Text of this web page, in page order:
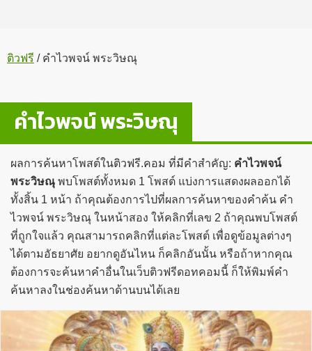
ติวฟรี /คำไวพจน์ พระวิษณุ
คำไวพจน์ พระวิษณุ
ผลการค้นหาโพสต์ในติวฟรี.คอม ที่มีคำสำคัญ: คำไวพจน์
พระวิษณุ พบโพสต์ทั้งหมด 1 โพสต์ แบ่งการแสดงผลออกได้
ทั้งสิ้น 1 หน้า ถ้าคุณต้องการไปที่ผลการค้นหาของคำค้น คำ
ไวพจน์ พระวิษณุ ในหน้าสอง ให้คลิกที่เลข 2 ถ้าคุณพบโพสต์
ที่ถูกใจแล้ว คุณสามารถคลิกที่แต่ละโพสต์ เพื่อดูข้อมูลต่างๆ
ได้ตามอัธยาศัย อยากดูอันไหน ก็คลิกอันนั้น หรือถ้าหากคุณ
ต้องการจะค้นหาคำอื่นในเว็บติวฟรีดอทคอมนี้ ก็ให้พิมพ์คำ
ค้นหาลงในช่องค้นหาด้านบนได้เลย